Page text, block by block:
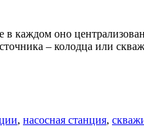
в каждом оно
– колодца или
, насосная станция,